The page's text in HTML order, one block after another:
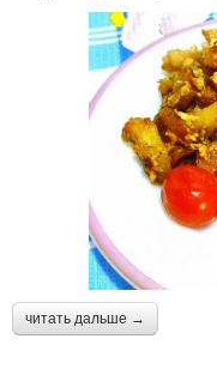
читать дальше →